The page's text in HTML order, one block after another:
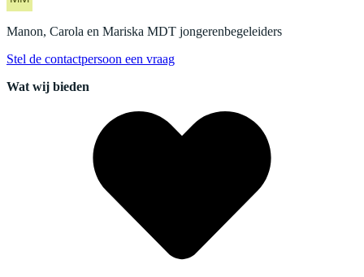
Manon, Carola en Mariska MDT jongerenbegeleiders
Stel de contactpersoon een vraag
Wat wij bieden